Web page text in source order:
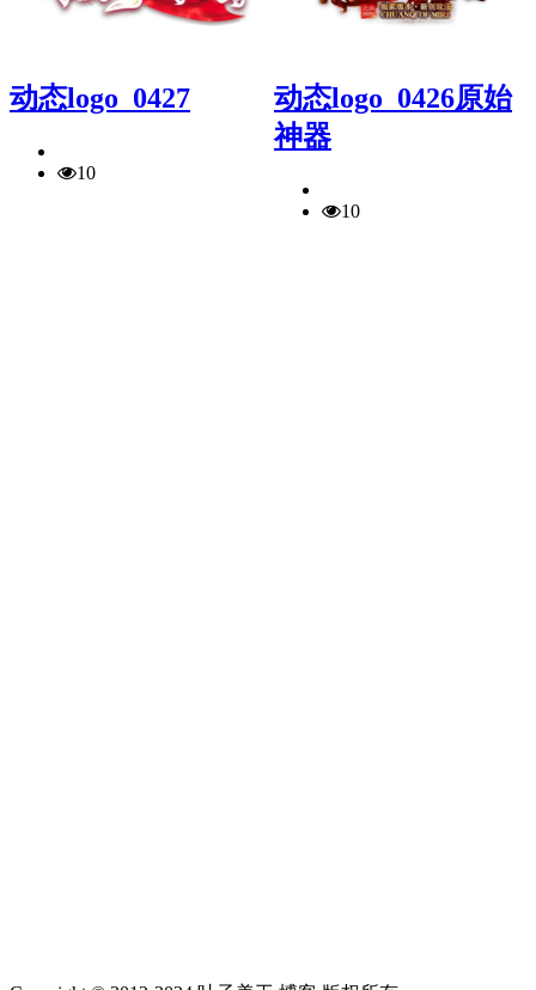
动态logo_0427
10
动态logo_0426原始
神器
10